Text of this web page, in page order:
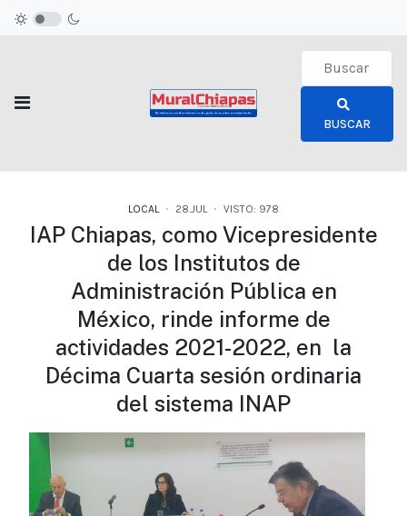
Type 2 or
BUSCAR
LOCAL 28.JUL VISTO: 978
IAP Chiapas, como Vicepresidente
de los Institutos de
Administración Pública en
México, rinde informe de
actividades 2021-2022, en la
Décima Cuarta sesión ordinaria
del sistema INAP